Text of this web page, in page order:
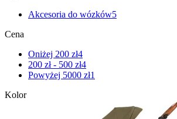
Akcesoria do wózków5
Cena
Oniżej 200 zł4
200 zł - 500 zł4
Powyżej 5000 zł1
Kolor